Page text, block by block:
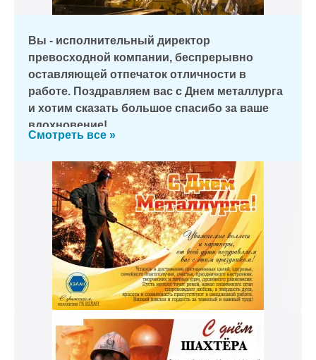
Вы - исполнительный директор
превосходной компании, беспрерывно
оставляющей отпечаток отличности в
работе. Поздравляем вас с Днем металлурга
и хотим сказать большое спасибо за ваше
вдохновение!
Смотреть все »